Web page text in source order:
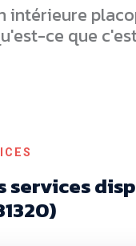
intérieure
ce que
services